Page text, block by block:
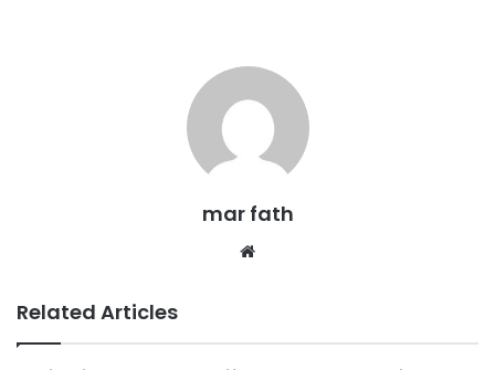
mar fath
Related Articles